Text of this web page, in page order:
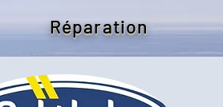
Réparation